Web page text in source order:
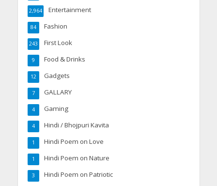
Entertainment
2,964
Fashion
84
First Look
243
Food & Drinks
9
Gadgets
12
GALLARY
7
Gaming
4
Hindi / Bhojpuri Kavita
4
Hindi Poem on Love
1
Hindi Poem on Nature
1
Hindi Poem on Patriotic
3